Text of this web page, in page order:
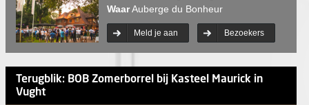
WaarAuberge du Bonheur
Meld je aan Bezoekers
Terugblik: BOB Zomerborrel bij Kasteel Maurick in
Vught